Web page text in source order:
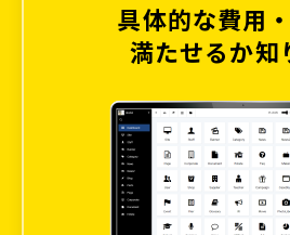
具体的な費用
満たせるか知